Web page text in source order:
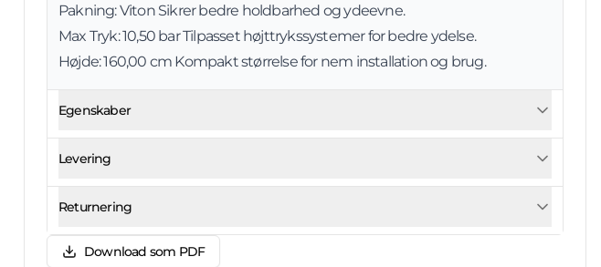
Pakning: Viton Sikrer bedre holdbarhed og ydeevne.
Max Tryk: 10,50 bar Tilpasset højttrykssystemer for bedre ydelse.
Højde: 160,00 cm Kompakt størrelse for nem installation og brug.
Egenskaber
Levering
Returnering
Download som PDF